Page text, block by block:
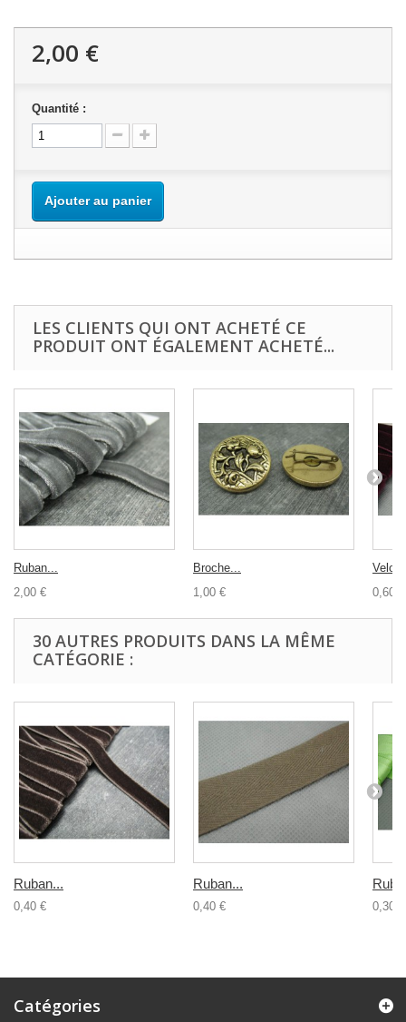
2,00 €
Quantité :
Ajouter au panier
LES CLIENTS QUI ONT ACHETÉ CE
PRODUIT ONT ÉGALEMENT ACHETÉ...
Ruban...
2,00 €
Broche...
1,00 €
0,60 €
30 AUTRES PRODUITS DANS LA MÊME
CATÉGORIE :
Ruban...
0,40 €
Ruban...
0,40 € 0,30 €
Catégories